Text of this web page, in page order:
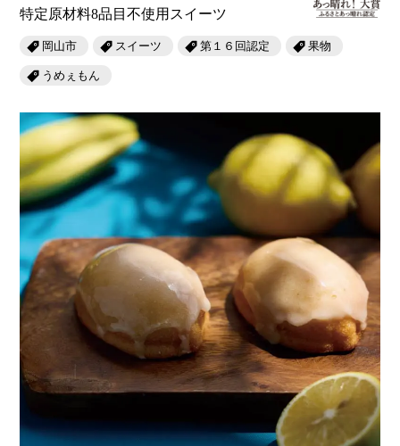
特定原材料8品目不使用スイーツ
岡山市 スイーツ 第１６回認定 果物
うめぇもん